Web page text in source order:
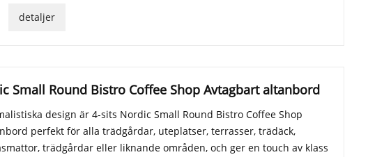
detaljer
Small Round Bistro Coffee Shop Avtagbart altanbord
design är 4-sits Nordic Small Round Bistro Coffee Shop
perfekt för alla trädgårdar, uteplatser, terrasser, trädäck,
trädgårdar eller liknande områden, och ger en touch av klass